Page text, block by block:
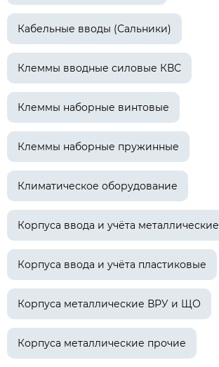
Кабельные вводы (Сальники)
Клеммы вводные силовые КВС
Клеммы наборные винтовые
Клеммы наборные пружинные
Климатическое оборудование
Корпуса ввода и учёта металлические
Корпуса ввода и учёта пластиковые
Корпуса металлические ВРУ и ЩО
Корпуса металлические прочие